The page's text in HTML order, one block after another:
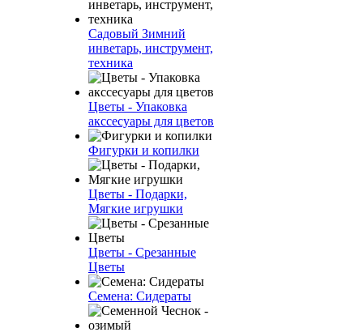
Садовый Зимний
инветарь, инструмент,
техника
Цветы - Упаковка
акссесуары для цветов
Фигурки и копилки
Цветы - Подарки,
Мягкие игрушки
Цветы - Срезанные
Цветы
Семена: Сидераты